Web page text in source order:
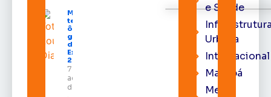
Macapá
terá
ônibus
gratuitos
durante a
Expofeira
2026
7 de
agosto
de 2026
e Saúde
Urbana
Internacional
Macapá
Meio